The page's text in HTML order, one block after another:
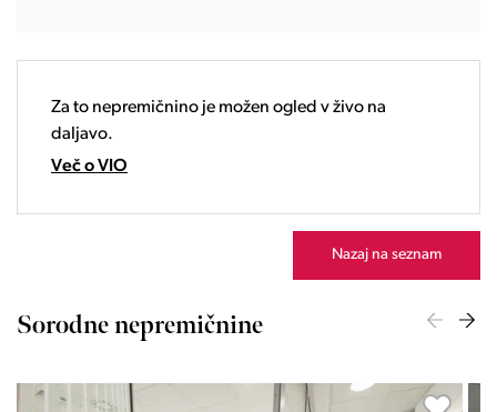
20:00
Za to nepremičnino je možen ogled v živo na
daljavo.
Več o VIO
Nazaj na seznam
Sorodne nepremičnine